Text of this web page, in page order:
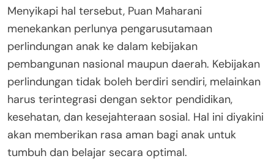
Menyikapi hal tersebut, Puan Maharani
menekankan perlunya pengarusutamaan
perlindungan anak ke dalam kebijakan
pembangunan nasional maupun daerah. Kebijakan
perlindungan tidak boleh berdiri sendiri, melainkan
harus terintegrasi dengan sektor pendidikan,
kesehatan, dan kesejahteraan sosial. Hal ini diyakini
akan memberikan rasa aman bagi anak untuk
tumbuh dan belajar secara optimal.